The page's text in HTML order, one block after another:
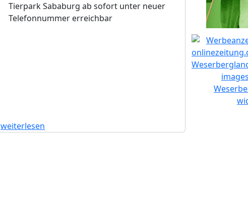
Tierpark Sababurg ab sofort unter neuer
Telefonnummer erreichbar
weiterlesen